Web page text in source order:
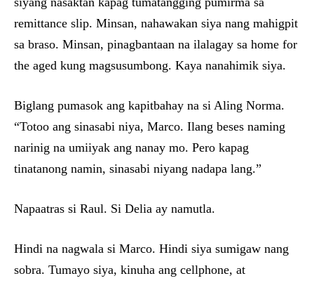
remittance slip. Minsan, nahawakan siya nang mahigpit
sa braso. Minsan, pinagbantaan na ilalagay sa home for
the aged kung magsusumbong. Kaya nanahimik siya.
Biglang pumasok ang kapitbahay na si Aling Norma.
“Totoo ang sinasabi niya, Marco. Ilang beses naming
narinig na umiiyak ang nanay mo. Pero kapag
tinatanong namin, sinasabi niyang nadapa lang.”
Napaatras si Raul. Si Delia ay namutla.
Hindi na nagwala si Marco. Hindi siya sumigaw nang
sobra. Tumayo siya, kinuha ang cellphone, at